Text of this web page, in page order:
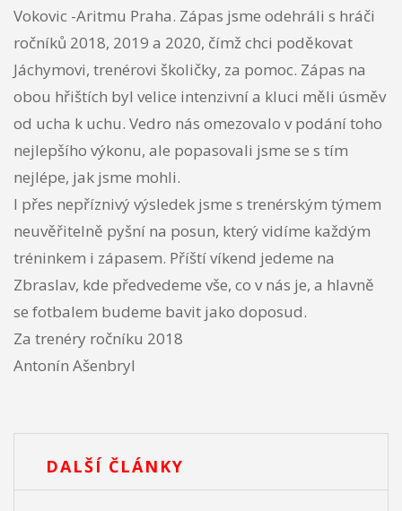
Vokovic -Aritmu Praha. Zápas jsme odehráli s hráči
ročníků 2018, 2019 a 2020, čímž chci poděkovat
Jáchymovi, trenérovi školičky, za pomoc. Zápas na
obou hřištích byl velice intenzivní a kluci měli úsměv
od ucha k uchu. Vedro nás omezovalo v podání toho
nejlepšího výkonu, ale popasovali jsme se s tím
nejlépe, jak jsme mohli.
I přes nepříznivý výsledek jsme s trenérským týmem
neuvěřitelně pyšní na posun, který vidíme každým
tréninkem i zápasem. Příští víkend jedeme na
Zbraslav, kde předvedeme vše, co v nás je, a hlavně
se fotbalem budeme bavit jako doposud.
Za trenéry ročníku 2018
Antonín Ašenbryl
DALŠÍ ČLÁNKY